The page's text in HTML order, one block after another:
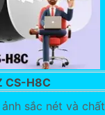
CS-H8C
sắc nét và chất